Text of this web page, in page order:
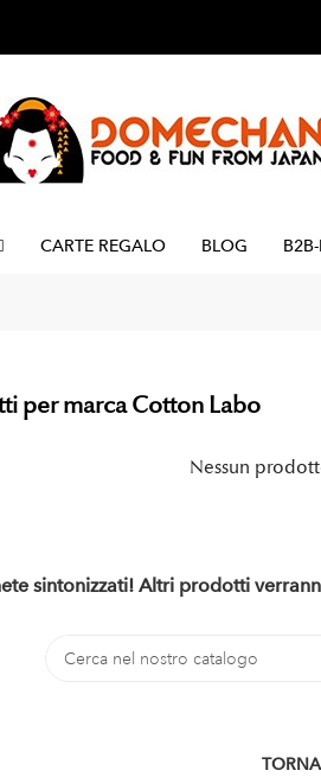
CARTE REGALO BLOG
per marca Cotton Labo
Nessun
sintonizzati! Altri prodotti